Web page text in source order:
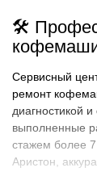
🛠️
Сервисный
ремонт
диагностикой
выполненные
стажем более
Аристон,